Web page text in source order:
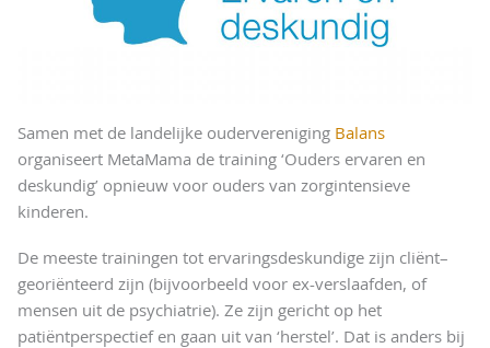
Samen met de landelijke oudervereniging Balans
organiseert MetaMama de training ‘Ouders ervaren en
deskundig’ opnieuw voor ouders van zorgintensieve
kinderen.
De meeste trainingen tot ervaringsdeskundige zijn cliënt–
georiënteerd zijn (bijvoorbeeld voor ex-verslaafden, of
mensen uit de psychiatrie). Ze zijn gericht op het
patiëntperspectief en gaan uit van ‘herstel’. Dat is anders bij